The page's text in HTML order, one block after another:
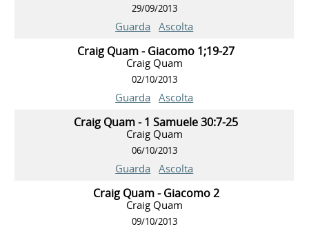
29/09/2013
Guarda Ascolta
Craig Quam - Giacomo 1;19-27
Craig Quam
02/10/2013
Guarda Ascolta
Craig Quam - 1 Samuele 30:7-25
Craig Quam
06/10/2013
Guarda Ascolta
Craig Quam - Giacomo 2
Craig Quam
09/10/2013